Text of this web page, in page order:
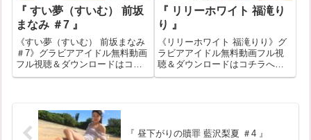
『 すい夢（すいむ） 前坂
まなみ ＃7 』
《すい夢（すいむ） 前坂まなみ
＃7》グラビアアイドル無料動画
フル視聴＆ダウンロードはコチ
ラへ『すい夢（すいむ） 前坂ま
介！一部作品はお試し無料動画
が見れない場合もあります。
そ...
『 リリーホワイト 福滝り
り 』
《リリーホワイト 福滝りり》グ
ラビアアイドル無料動画フル視
聴＆ダウンロードはコチラへ
『リリーホワイト 福滝りり』の
クリッ...
『 昼下がりの贖罪 藍沢梨夏 ＃4 』